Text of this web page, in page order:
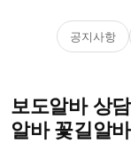
공지사항
보도알바 상
알바 꽃길알바